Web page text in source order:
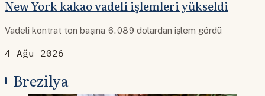
New York kakao vadeli işlemleri yükseldi
Vadeli kontrat ton başına 6.089 dolardan işlem gördü
4 Ağu 2026
Brezilya